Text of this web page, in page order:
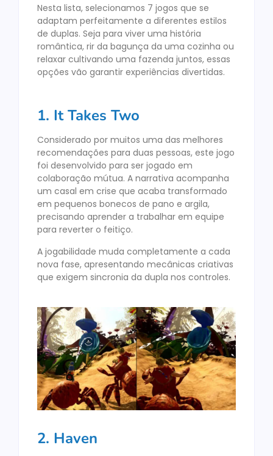
Nesta lista, selecionamos 7 jogos que se
adaptam perfeitamente a diferentes estilos
de duplas. Seja para viver uma história
romântica, rir da bagunça da uma cozinha ou
relaxar cultivando uma fazenda juntos, essas
opções vão garantir experiências divertidas.
1. It Takes Two
Considerado por muitos uma das melhores
recomendações para duas pessoas, este jogo
foi desenvolvido para ser jogado em
colaboração mútua. A narrativa acompanha
um casal em crise que acaba transformado
em pequenos bonecos de pano e argila,
precisando aprender a trabalhar em equipe
para reverter o feitiço.
A jogabilidade muda completamente a cada
nova fase, apresentando mecânicas criativas
que exigem sincronia da dupla nos controles.
2. Haven